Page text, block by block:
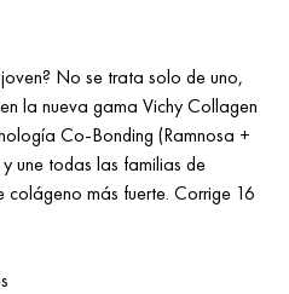
No se trata solo de uno,
la nueva gama Vichy Collagen
Co-Bonding (Ramnosa +
une todas las familias de
más fuerte. Corrige 16